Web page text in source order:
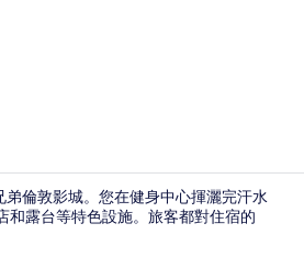
倫敦影城。您在健身中心揮灑完汗水
露台等特色設施。旅客都對住宿的